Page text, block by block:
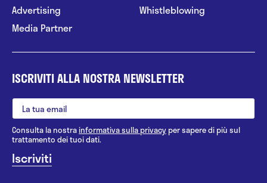
Advertising
Media Partner
Whistleblowing
ISCRIVITI ALLA NOSTRA NEWSLETTER
Consulta la nostrainformativa sulla privacy per sapere di più sul
trattamento dei tuoi dati.